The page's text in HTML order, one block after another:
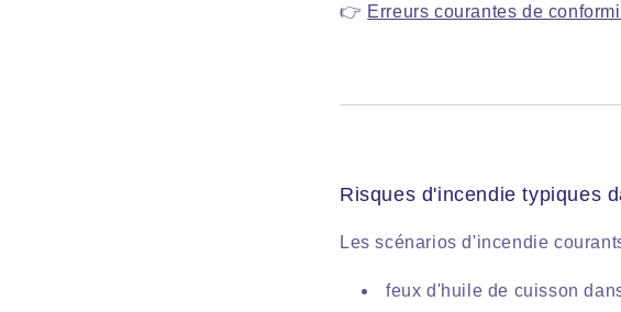
👉 Erreurs courantes de
Risques d'incendie typiques
Les scénarios d'incendie
feux d'huile de cuisson